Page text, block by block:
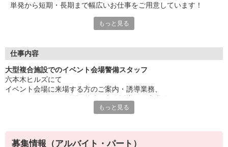
単発から短期・長期まで幅広いお仕事をご用意しています！
希望収入やライフスタイルに合わせて働くことができます。
≪初任研修手当＆入社祝い金あり≫
研修期間3日分の研修手当の支給あり。
収入面でも安心してスタートできます！
また、勤務開始後は特定の勤務回数ごとに入社祝い金を支給！
■初任研修手当：3日間3万円支給
もっと見る
仕事内容
大型複合施設でのイベント会場警備スタッフ
六本木ヒルズにて
イベント会場に来場する方のご案内・誘導業務、
ます。（アルバイト・パート）もっと見る
募集情報（アルバイト・パート）